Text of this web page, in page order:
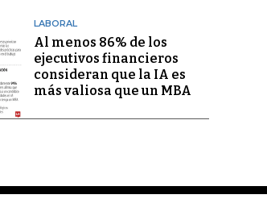
LABORAL
Al menos 86% de los
ejecutivos financieros
consideran que la IA es
más valiosa que un MBA